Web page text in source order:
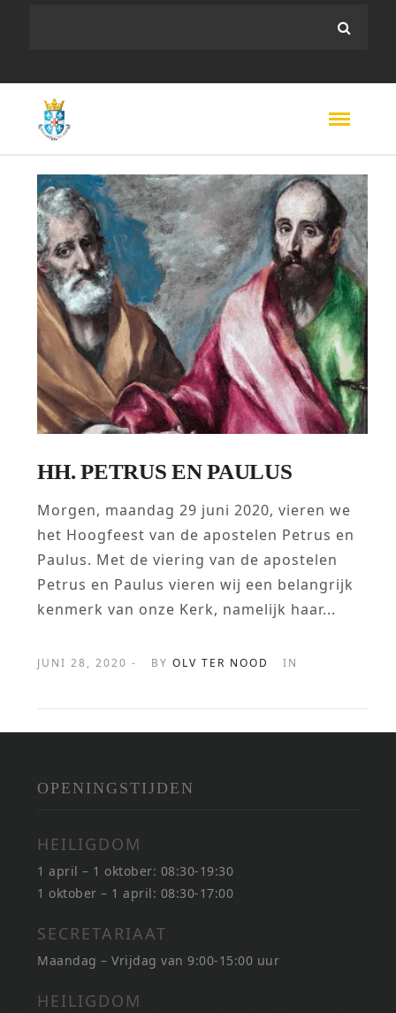
HH. PETRUS EN PAULUS
Morgen, maandag 29 juni 2020, vieren we
het Hoogfeest van de apostelen Petrus en
Paulus. Met de viering van de apostelen
Petrus en Paulus vieren wij een belangrijk
kenmerk van onze Kerk, namelijk haar...
JUNI 28, 2020 - BYOLV TER NOOD IN
OPENINGSTIJDEN
HEILIGDOM
1 april – 1 oktober: 08:30-19:30
1 oktober – 1 april: 08:30-17:00
SECRETARIAAT
Maandag – Vrijdag van 9:00-15:00 uur
HEILIGDOM